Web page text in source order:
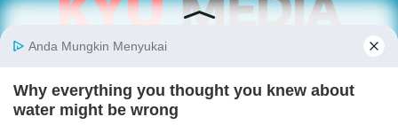
Kabarbaru.co menyajikan berita aktual dan
inspiratif dari sudut pandang berbaik sangka